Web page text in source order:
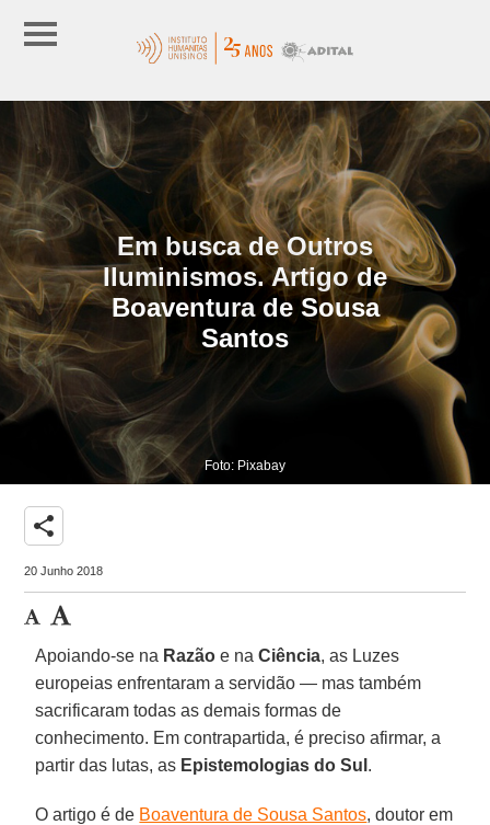
Em busca de Outros
Iluminismos. Artigo de
Boaventura de Sousa
Santos
Foto: Pixabay
share
20 Junho 2018
Apoiando-se na Razão e naCiência, as Luzes
europeias enfrentaram a servidão — mas também
sacrificaram todas as demais formas de
conhecimento. Em contrapartida, é preciso afirmar, a
partir das lutas, as Epistemologias do Sul .
O artigo é de Boaventura de Sousa Santos, doutor em